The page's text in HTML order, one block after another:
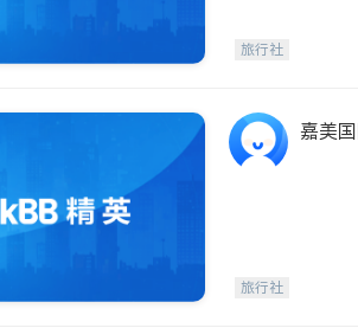
旅行社
嘉美
旅行社